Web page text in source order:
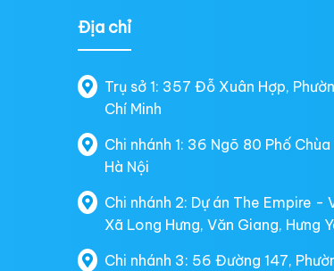
Địa chỉ
Trụ sở 1: 357 Đỗ Xuân Hợp,
Chí Minh
Chi nhánh 1: 36 Ngõ 80 Phố
Hà Nội
Chi nhánh 2: Dự án The Empire -
Xã Long Hưng, Văn Giang, Hưng
Chi nhánh 3: 56 Đường 147,